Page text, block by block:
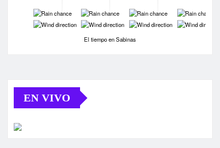
-
-
-
-
-
-
-
-
El tiempo en Sabinas
EN VIVO